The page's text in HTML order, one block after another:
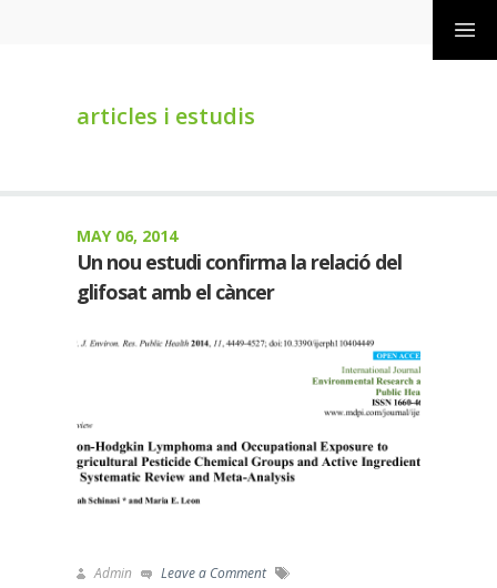
articles i estudis
MAY 06, 2014
Un nou estudi confirma la relació del
glifosat amb el càncer
Admin Leave a Comment